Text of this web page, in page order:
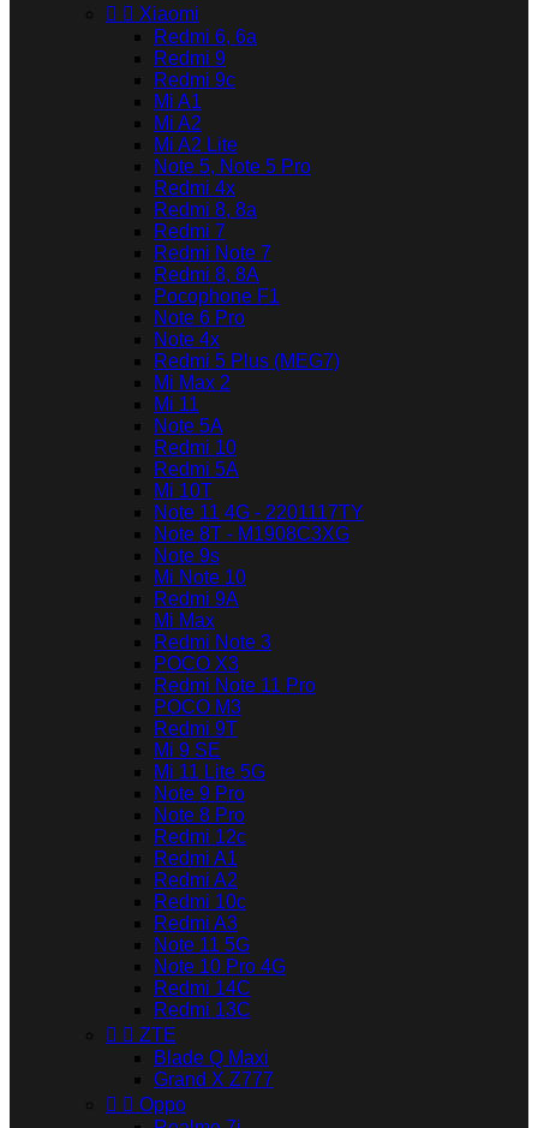
  Xiaomi
Redmi 6, 6a
Redmi 9
Redmi 9c
Mi A1
Mi A2
Mi A2 Lite
Note 5, Note 5 Pro
Redmi 4x
Redmi 8, 8a
Redmi 7
Redmi Note 7
Redmi 8, 8A
Pocophone F1
Note 6 Pro
Note 4x
Redmi 5 Plus (MEG7)
Mi Max 2
Mi 11
Note 5A
Redmi 10
Redmi 5A
Mi 10T
Note 11 4G - 2201117TY
Note 8T - M1908C3XG
Note 9s
Mi Note 10
Redmi 9A
Mi Max
Redmi Note 3
POCO X3
Redmi Note 11 Pro
POCO M3
Redmi 9T
Mi 9 SE
Mi 11 Lite 5G
Note 9 Pro
Note 8 Pro
Redmi 12c
Redmi A1
Redmi A2
Redmi 10c
Redmi A3
Note 11 5G
Note 10 Pro 4G
Redmi 14C
Redmi 13C
  ZTE
Blade Q Maxi
Grand X Z777
  Oppo